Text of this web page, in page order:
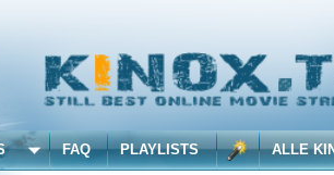
FAQ